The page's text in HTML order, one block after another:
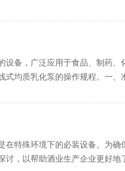
备，广泛应用于食品、制药
均质乳化泵的操作规程。一
特殊环境下的必装设备。为
，以帮助酒业生产企业更好地